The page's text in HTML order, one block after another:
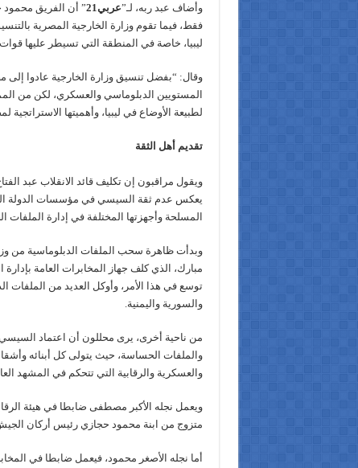
وأضاف عبد ربه، لـ”عربي21
” أن الفريق
فقط، فيما تقوم وزارة الخارجية المصرية
ليبيا، خاصة في المنطقة التي تسيطر عليها
وقال: “بفضل تنسيق وزارة الخارجية عادوا
المستويين الدبلوماسي والعسكري، لكن من
لطبيعة الأوضاع في ليبيا، وأهميتها الاستراتجية
تقديم أهل الثقة
ويقول مراقبون إن تكليف قائد الانقلاب عبد
يعكس عدم ثقة السيسي في مؤسسات الدولة
المسلحة وأجهزتها المختلفة في إدارة الملفات
وبدأت ظاهرة سحب الملفات الدبلوماسية من
مبارك، الذي كلف جهاز المخابرات العامة
توسع في هذا الأمر، وأوكل العديد من الملفات
والسورية واليمنية.
من ناحية أخرى، يرى محللون أن اعتماد
والملفات الحساسة، حيث يتولى كل أبنائه
والعسكرية والرقابية التي تتحكم في المشهد
ويعمل نجله الأكبر مصطفى ضابطا في هيئة
متزوج من ابنة محمود حجازي رئيس أركان الجيش،
أما نجله الأصغر محمود، فيعمل ضابطا في